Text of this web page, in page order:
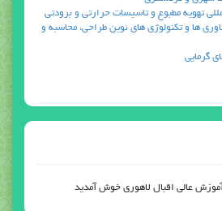
تهويه مطبوع و تاسيسات حرارتي و برودتي
ها و تكنولوژي هاي نوين طراحي، محاسبه و
گرمايي
عالی اقبال لاهوری خوش آمدید